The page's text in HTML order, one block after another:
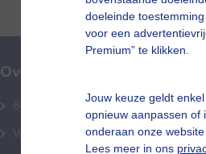
doeleinde
voor een
Premium” te klikken.
Jouw keuze geldt
opnieuw aanpassen of
onderaan onze
Lees meer in ons
Over Buienradar
Bedrijfsgegevens
Veelgestelde vragen